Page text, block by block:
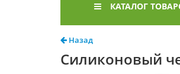
КАТАЛОГ
Назад
Силиконовый